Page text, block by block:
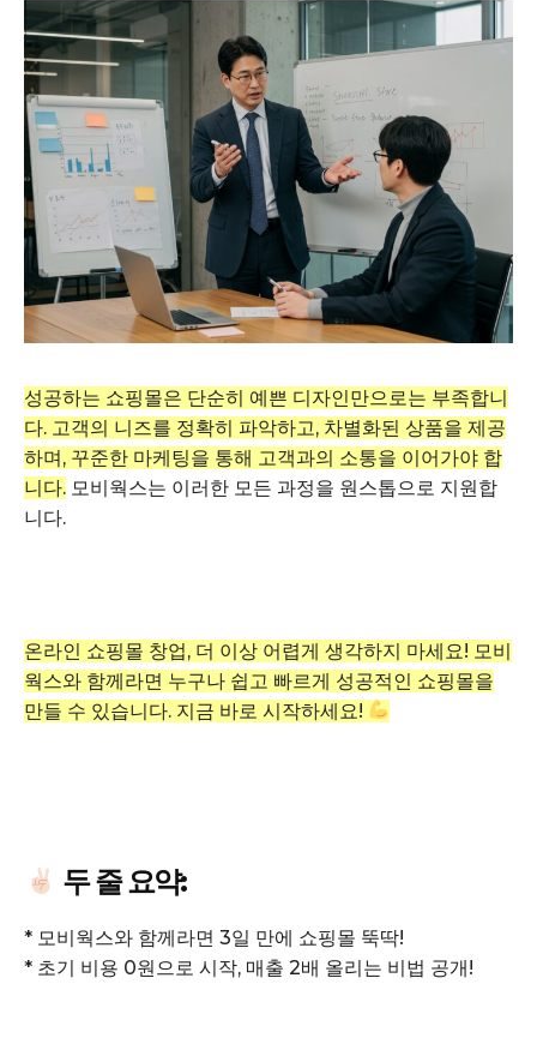
GB leader
성공하는 쇼핑몰은 단순히 예쁜 디자인만으로는 부족합니
다. 고객의 니즈를 정확히 파악하고, 차별화된 상품을 제공
하며, 꾸준한 마케팅을 통해 고객과의 소통을 이어가야 합
니다. 모비웍스는 이러한 모든 과정을 원스톱으로 지원합
니다.
온라인 쇼핑몰 창업, 더 이상 어렵게 생각하지 마세요! 모비
웍스와 함께라면 누구나 쉽고 빠르게 성공적인 쇼핑몰을
만들 수 있습니다. 지금 바로 시작하세요!
두 줄 요약:
* 모비웍스와 함께라면 3일 만에 쇼핑몰 뚝딱!
* 초기 비용 0원으로 시작, 매출 2배 올리는 비법 공개!